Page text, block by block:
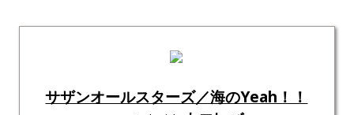
サザンオールスターズ／海のYeah！！